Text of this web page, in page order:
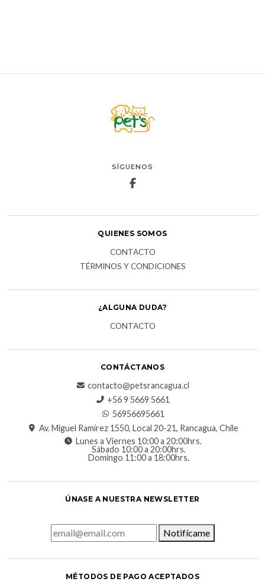
SÍGUENOS
QUIENES SOMOS
CONTACTO
TÉRMINOS Y CONDICIONES
¿ALGUNA DUDA?
CONTACTO
CONTÁCTANOS
contacto@petsrancagua.cl
‪+56 9 5669 5661‬
56956695661‬
Av. Miguel Ramírez 1550, Local 20-21, Rancagua, Chile
Lunes a Viernes 10:00 a 20:00hrs.
Sábado 10:00 a 20:00hrs.
Domingo 11:00 a 18:00hrs.
ÚNASE A NUESTRA NEWSLETTER
Notifícame
MÉTODOS DE PAGO ACEPTADOS